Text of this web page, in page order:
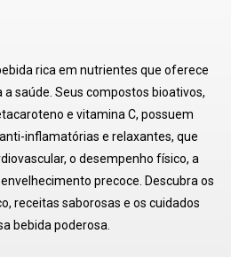
rica em nutrientes que oferece
saúde. Seus compostos bioativos,
e vitamina C, possuem
inflamatórias e relaxantes, que
o desempenho físico, a
precoce. Descubra os
receitas saborosas e os cuidados
bebida poderosa.